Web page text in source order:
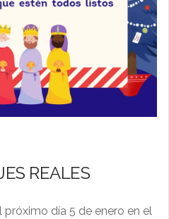
REALES
próximo día 5 de enero en el